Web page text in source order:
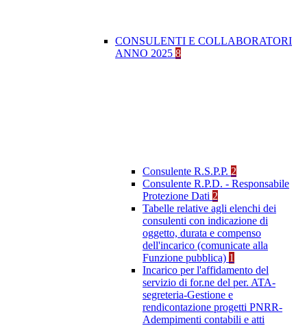
CONSULENTI E COLLABORATORI
ANNO 2025 8
Consulente R.S.P.P. 2
Consulente R.P.D. - Responsabile
Protezione Dati 2
Tabelle relative agli elenchi dei
consulenti con indicazione di
oggetto, durata e compenso
dell'incarico (comunicate alla
Funzione pubblica) 1
Incarico per l'affidamento del
servizio di for.ne del per. ATA-
segreteria-Gestione e
rendicontazione progetti PNRR-
Adempimenti contabili e atti